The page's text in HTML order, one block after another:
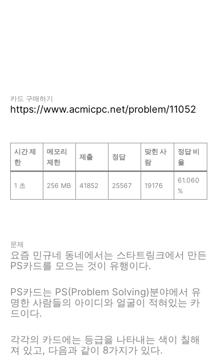
카드 구매하기
https://www.acmicpc.net/problem/11052
시간 제
한
메모리
제한
제출 정답
맞힌 사
람
정답 비
율
1 초 256 MB 41852 25567 19176
61.060
%
문제
요즘 민규네 동네에서는 스타트링크에서 만든
PS카드를 모으는 것이 유행이다.
PS카드는 PS(Problem Solving)분야에서 유
명한 사람들의 아이디와 얼굴이 적혀있는 카
드이다.
각각의 카드에는 등급을 나타내는 색이 칠해
져 있고, 다음과 같이 8가지가 있다.